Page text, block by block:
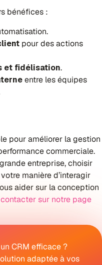
bénéfices :
pour des actions
et fidélisation.
entre les équipes
pour améliorer la gestion
commerciale.
entreprise, choisir
manière d’interagir
aider sur la conception
contacter sur notre page
CRM efficace ?
adaptée à vos